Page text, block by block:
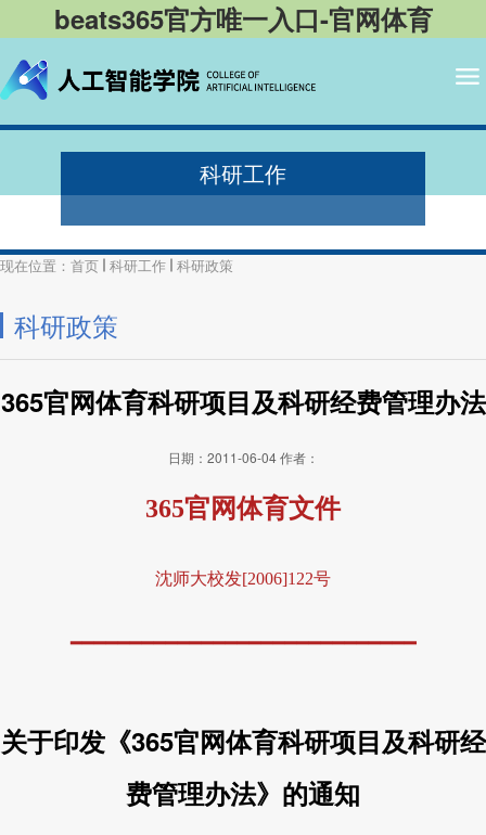
beats365官方唯一入口-官网体育
科研工作
现在位置： 首页 科研工作 科研政策
科研政策
365官网体育科研项目及科研经费管理办法
日期：2011-06-04 作者：
365官网体育文件
沈师大校发[2006]122号
━━━━━━━━━━━━━━━━━━━━━━━━━━━━━
关于印发《365官网体育科研项目及科研经
费管理办法》的通知